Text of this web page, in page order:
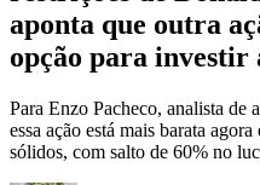
aponta que outra
opção para investir
Para Enzo Pacheco, analista de
essa ação está mais barata
sólidos, com salto de 60% no